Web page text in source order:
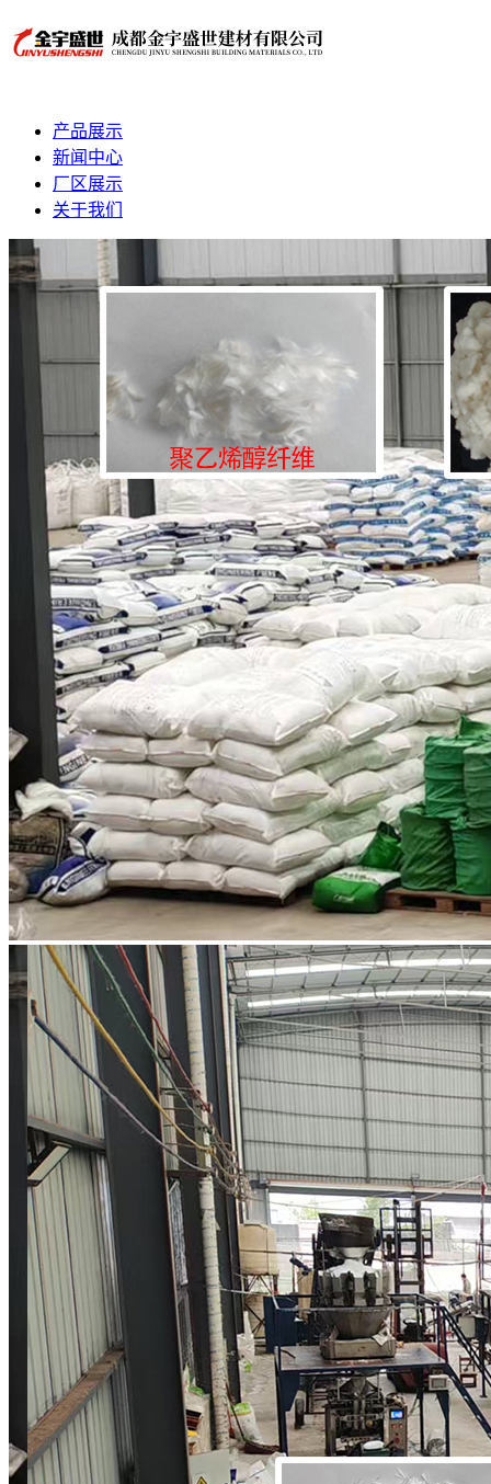
产品展示
新闻中心
厂区展示
关于我们